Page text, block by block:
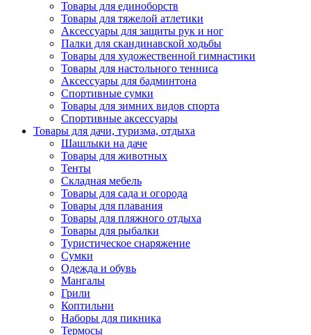
Товары для единоборств
Товары для тяжелой атлетики
Аксессуары для защиты рук и ног
Палки для скандинавской ходьбы
Товары для художественной гимнастики
Товары для настольного тенниса
Аксессуары для бадминтона
Спортивные сумки
Товары для зимних видов спорта
Спортивные аксессуары
Товары для дачи, туризма, отдыха
Шашлыки на даче
Товары для животных
Тенты
Складная мебель
Товары для сада и огорода
Товары для плавания
Товары для пляжного отдыха
Товары для рыбалки
Туристическое снаряжение
Сумки
Одежда и обувь
Мангалы
Грили
Коптильни
Наборы для пикника
Термосы